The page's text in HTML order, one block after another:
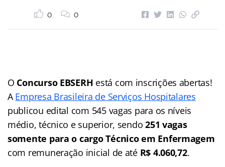
0 0
O Concurso EBSERH está com inscrições abertas!
AEmpresa Brasileira de Serviços Hospitalares
publicou edital com 545 vagas para os níveis
médio, técnico e superior, sendo251 vagas
somente para o cargo Técnico em Enfermagem
com remuneração inicial de até R$ 4.060,72.